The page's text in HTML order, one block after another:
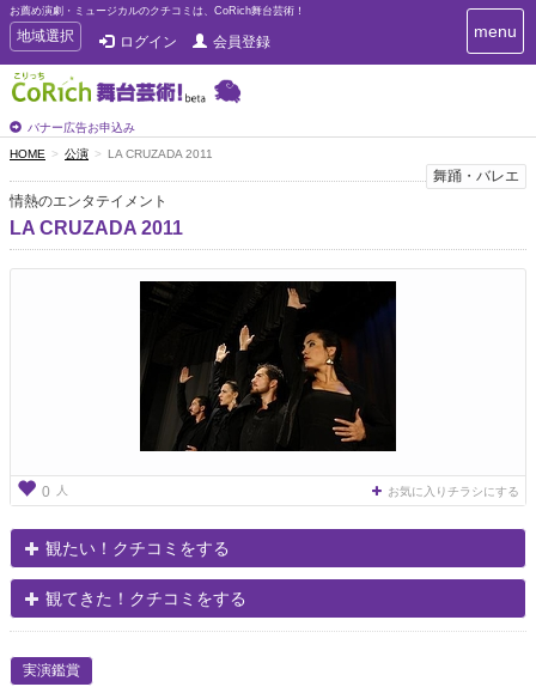
お薦め演劇・ミュージカルのクチコミは、CoRich舞台芸術！
T
o
g
g
e
n
a
v
g
地域選択 ログイン 会員登録
バナー広告お申込み
T
o
n
i
g
menu
HOME 公演 LA CRUZADA 2011
舞踊・バレエ
情熱のエンタテイメント
LA CRUZADA 2011
0 人 お気に入りチラシにする
観たい！クチコミをする
観てきた！クチコミをする
実演鑑賞